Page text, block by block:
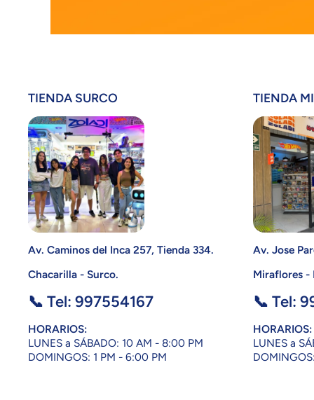
TIENDA SURCO
Av. Caminos del Inca 257, Tienda 334.
Chacarilla - Surco.
📞 Tel: 997554167
HORARIOS:
LUNES a SÁBADO: 10 AM - 8:00 PM
DOMINGOS: 1 PM - 6:00 PM
TIENDA
Av. Jose
Miraflores -
📞 Tel:
HORARIOS:
LUNES a